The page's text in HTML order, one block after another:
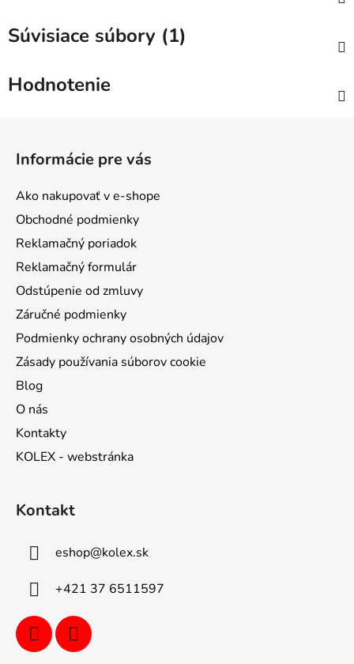
Súvisiace súbory (1)
Hodnotenie
Informácie pre vás
Ako nakupovať v e-shope
Obchodné podmienky
Reklamačný poriadok
Reklamačný formulár
Odstúpenie od zmluvy
Záručné podmienky
Podmienky ochrany osobných údajov
Zásady používania súborov cookie
Blog
O nás
Kontakty
KOLEX - webstránka
Kontakt
eshop@kolex.sk
+421 37 6511597